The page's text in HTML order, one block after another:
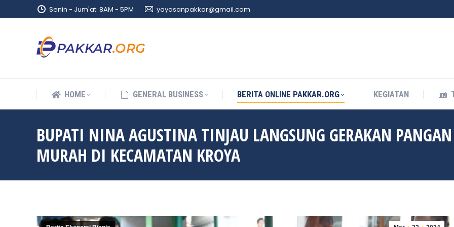
Senin - Jum'at: 8AM - 5PM yayasanpakkar@gmail.com
HOME GENERAL BUSINESS BERITA ONLINE PAKKAR.ORG KEGIATAN
BUPATI NINA AGUSTINA TINJAU LANGSUNG GERAKAN PANGAN
MURAH DI KECAMATAN KROYA
HOME GENERAL BUSINESS BERITA ONLINE PAKKAR.ORG KEGIATAN